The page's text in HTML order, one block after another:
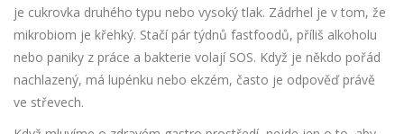
je cukrovka druhého typu nebo vysoký tlak. Zádrhel je v tom, že
mikrobiom je křehký. Stačí pár týdnů fastfoodů, příliš alkoholu
nebo paniky z práce a bakterie volají SOS. Když je někdo pořád
nachlazený, má lupénku nebo ekzém, často je odpověď právě
ve střevech.